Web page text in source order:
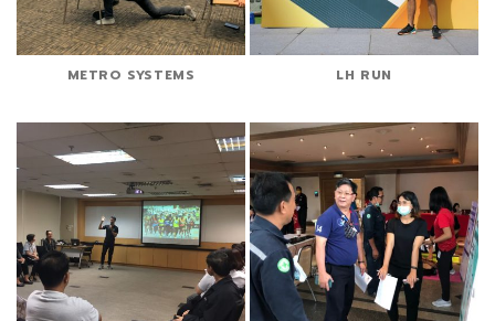
METRO SYSTEMS LH RUN